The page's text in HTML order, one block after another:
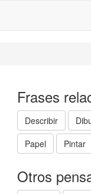
Frases
Describir
Papel
Pintar
Otros